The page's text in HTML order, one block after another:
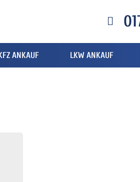
ANKAUF LKW ANKAUF